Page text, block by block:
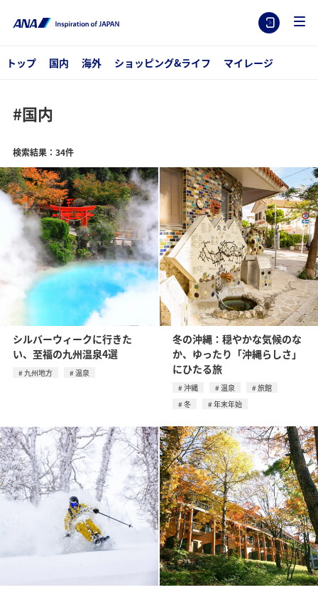
トップ 国内 海外 ショッピング&ライフ マイレージ
#国内
検索結果：34件
シルバーウィークに行きた
い、至福の九州温泉4選
九州地方 温泉
冬の沖縄：穏やかな気候のな
か、ゆったり「沖縄らしさ」
にひたる旅
沖縄 温泉
旅館
冬
年末年始